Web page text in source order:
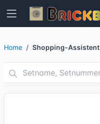
Home Shopping-Assistent